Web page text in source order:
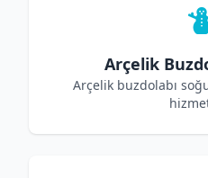
Arçelik
Arçelik buzdolabı